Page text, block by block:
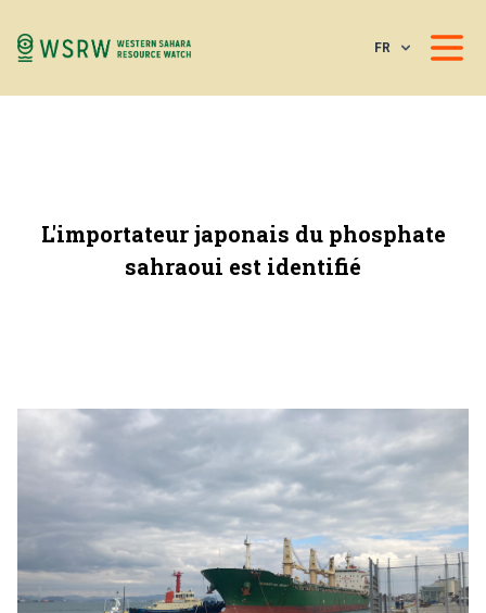
FR
L'importateur japonais du phosphate
sahraoui est identifié